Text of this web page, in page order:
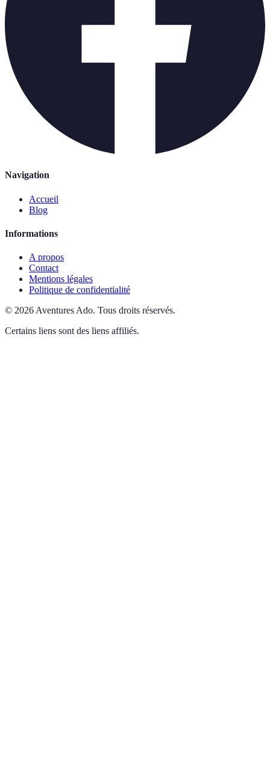
Navigation
Accueil
Blog
Informations
A propos
Contact
Mentions légales
Politique de confidentialité
© 2026 Aventures Ado. Tous droits réservés.
Certains liens sont des liens affiliés.